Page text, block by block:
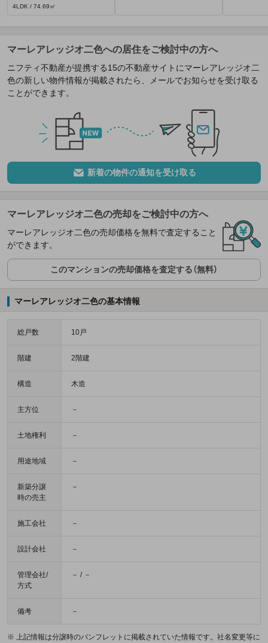
4LDK / 74.69㎡
マーレアレッジオ二色への居住をご検討中の方へ
ニフティ不動産が提携する15の不動産サイトにマーレアレッジオ二
色の新しい物件情報が掲載されたら、メールでお知らせを受け取る
ことができます。
新着の物件の通知を受け取る
マーレアレッジオ二色の売却をご検討中の方へ
マーレアレッジオ二色の売却価格を無料で査定すること
ができます。
このマンションの売却価格を査定する（無料）
マーレアレッジオ二色の基本情報
総戸数 10戸
階建 2階建
構造 木造
主方位 －
土地権利 －
用途地域 －
新築分譲
時の売主
－
施工会社 －
設計会社 －
管理会社/
方式
－ / －
備考 －
※ 上記情報は分譲時のパンフレットに掲載されていた情報です。社名変更等に